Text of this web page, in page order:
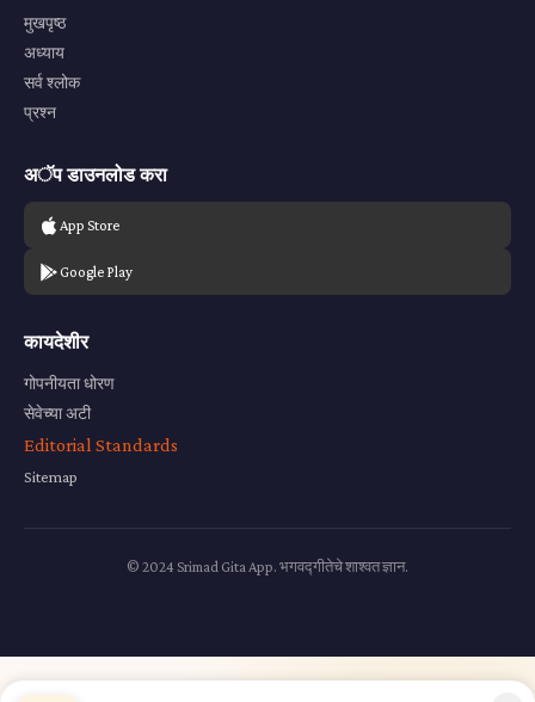
मुखपृष्ठ
अध्याय
सर्व श्लोक
प्रश्न
अॅप डाउनलोड करा
App Store
Google Play
कायदेशीर
गोपनीयता धोरण
सेवेच्या अटी
Editorial Standards
Sitemap
© 2024 Srimad Gita App. भगवद्गीतेचे शाश्वत ज्ञान.